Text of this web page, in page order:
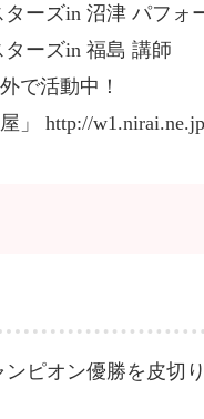
ターズin 沼津 パフォ
ターズin 福島 講師
で活動中！
」 http://
ンピオン優勝を皮切